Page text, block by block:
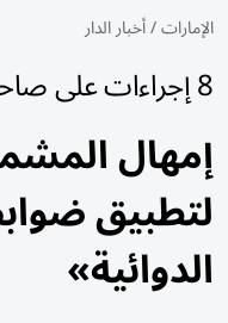
الإمارات/أخبار الدار
8 إجراءات على صاحب حق التسويق الالتزام بها
لتطبيق
الدوائية»